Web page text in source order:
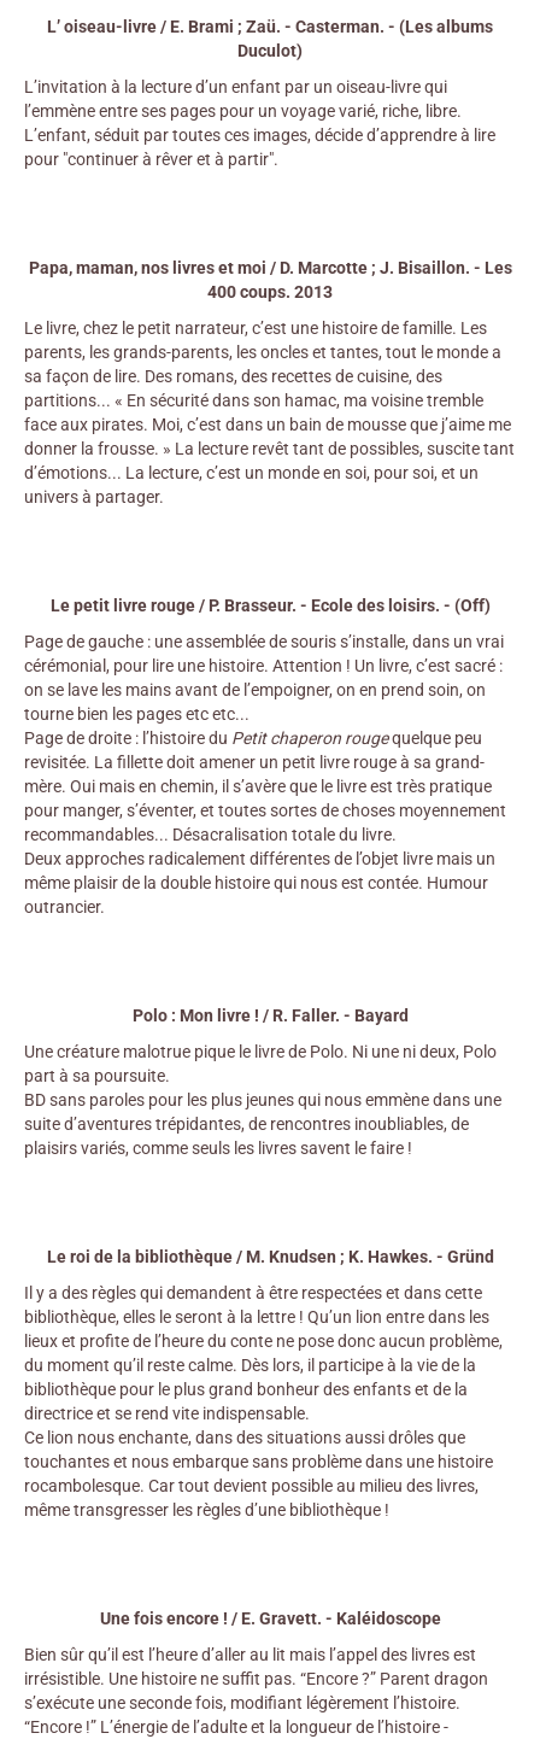
L’ oiseau-livre / E. Brami ; Zaü. - Casterman. - (Les albums
Duculot)
L’invitation à la lecture d’un enfant par un oiseau-livre qui
l’emmène entre ses pages pour un voyage varié, riche, libre.
L’enfant, séduit par toutes ces images, décide d’apprendre à lire
pour "continuer à rêver et à partir".
Papa, maman, nos livres et moi / D. Marcotte ; J. Bisaillon. - Les
400 coups. 2013
Le livre, chez le petit narrateur, c’est une histoire de famille. Les
parents, les grands-parents, les oncles et tantes, tout le monde a
sa façon de lire. Des romans, des recettes de cuisine, des
partitions... « En sécurité dans son hamac, ma voisine tremble
face aux pirates. Moi, c’est dans un bain de mousse que j’aime me
donner la frousse. » La lecture revêt tant de possibles, suscite tant
d’émotions... La lecture, c’est un monde en soi, pour soi, et un
univers à partager.
Le petit livre rouge / P. Brasseur. - Ecole des loisirs. - (Off)
Page de gauche : une assemblée de souris s’installe, dans un vrai
cérémonial, pour lire une histoire. Attention ! Un livre, c’est sacré :
on se lave les mains avant de l’empoigner, on en prend soin, on
tourne bien les pages etc etc...
Page de droite : l’histoire du Petit chaperon rougequelque peu
revisitée. La fillette doit amener un petit livre rouge à sa grand-
mère. Oui mais en chemin, il s’avère que le livre est très pratique
pour manger, s’éventer, et toutes sortes de choses moyennement
recommandables... Désacralisation totale du livre.
Deux approches radicalement différentes de l’objet livre mais un
même plaisir de la double histoire qui nous est contée. Humour
outrancier.
Polo : Mon livre ! / R. Faller. - Bayard
Une créature malotrue pique le livre de Polo. Ni une ni deux, Polo
part à sa poursuite.
BD sans paroles pour les plus jeunes qui nous emmène dans une
suite d’aventures trépidantes, de rencontres inoubliables, de
plaisirs variés, comme seuls les livres savent le faire !
Le roi de la bibliothèque / M. Knudsen ; K. Hawkes. - Gründ
Il y a des règles qui demandent à être respectées et dans cette
bibliothèque, elles le seront à la lettre ! Qu’un lion entre dans les
lieux et profite de l’heure du conte ne pose donc aucun problème,
du moment qu’il reste calme. Dès lors, il participe à la vie de la
bibliothèque pour le plus grand bonheur des enfants et de la
directrice et se rend vite indispensable.
Ce lion nous enchante, dans des situations aussi drôles que
touchantes et nous embarque sans problème dans une histoire
rocambolesque. Car tout devient possible au milieu des livres,
même transgresser les règles d’une bibliothèque !
Une fois encore ! / E. Gravett. - Kaléidoscope
Bien sûr qu’il est l’heure d’aller au lit mais l’appel des livres est
irrésistible. Une histoire ne suffit pas. “Encore ?” Parent dragon
s’exécute une seconde fois, modifiant légèrement l’histoire.
“Encore !” L’énergie de l’adulte et la longueur de l’histoire -